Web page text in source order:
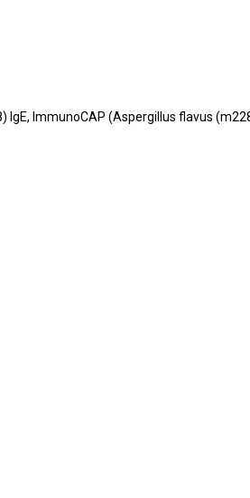
IgE, ImmunoCAP (Aspergillus flavus